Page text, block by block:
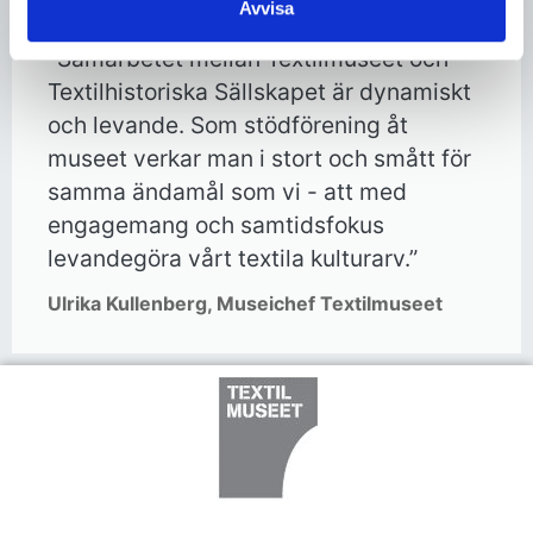
Avvisa
"Samarbetet mellan Textilmuseet och
Textilhistoriska Sällskapet är dynamiskt
och levande. Som stödförening åt
museet verkar man i stort och smått för
samma ändamål som vi - att med
engagemang och samtidsfokus
levandegöra vårt textila kulturarv.”
Ulrika Kullenberg, Museichef Textilmuseet